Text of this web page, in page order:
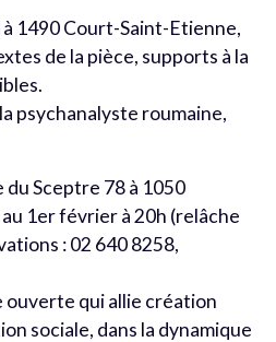
1490 Court-Saint-Etienne,
de la pièce, supports à la
psychanalyste roumaine,
du Sceptre 78 à 1050
1er février à 20h (relâche
: 02 640 8258,
qui allie création
sociale, dans la dynamique